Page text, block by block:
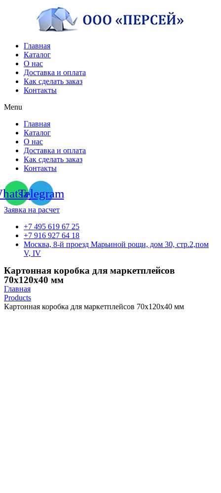
содержимому
Главная
Каталог
О нас
Доставка и оплата
Как сделать заказ
Контакты
Menu
Главная
Каталог
О нас
Доставка и оплата
Как сделать заказ
Контакты
Telegram
Заявка на расчет
+7 495 619 67 25
+7 916 927 64 18
Москва, 8-й проезд Марьиной рощи, дом 30, стр.2,пом
V, IV
Картонная коробка для маркетплейсов
70х120х40 мм
Главная
Products
Картонная коробка для маркетплейсов 70х120х40 мм